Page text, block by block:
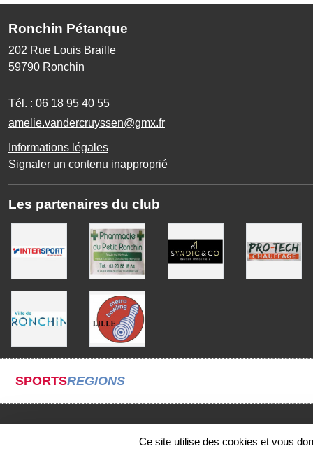
Ronchin Pétanque
202 Rue Louis Braille
59790 Ronchin
Tél. : 06 18 95 40 55
amelie.vandercruyssen@gmx.fr
Informations légales
Signaler un contenu inapproprié
Les partenaires du club
SPORTSREGIONS
Ce site utilise des cookies et vous